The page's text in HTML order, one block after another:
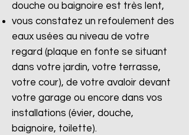
douche ou baignoire est très lent,
vous constatez un refoulement des
eaux usées au niveau de votre
regard (plaque en fonte se situant
dans votre jardin, votre terrasse,
votre cour), de votre avaloir devant
votre garage ou encore dans vos
installations (évier, douche,
baignoire, toilette).